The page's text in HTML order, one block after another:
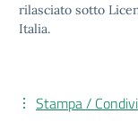
rilasciato sotto
Italia.
Stampa /